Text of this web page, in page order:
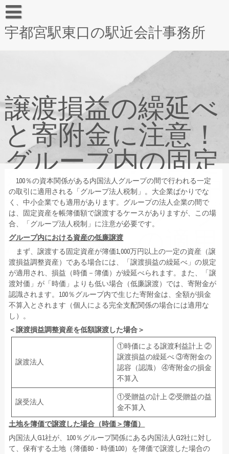
宇都宮駅東口の駅近会計事務所
譲渡損益の繰延べ
と寄附金に注意！
グループ内の固定
資産の簿価譲渡 中
小でも「グループ
法人税制」の適用
あり
100％の資本関係がある内国法人グループの間で行われる一定
の取引に適用される「グループ法人税制」。大企業ばかりでな
く、中小企業でも適用があります。グループの法人企業の間で
は、固定資産を帳簿価額で譲渡するケースがありますが、この場
合、「グループ法人税制」に注意が必要です。
グループ内における資産の低廉譲渡
まず、譲渡する固定資産が簿価1,000万円以上の一定の資産（譲
渡損益調整資産）である場合には、「譲渡損益の繰延べ」の規定
が適用され、損益（時価－簿価）が繰延べられます。また、「譲
渡対価」が「時価」よりも低い場合（低廉譲渡）では、寄附金が
認識されます。100％グループ内で生じた寄附金は、全額が損金
不算入とされます（個人による完全支配関係の場合には適用な
し）。
＜譲渡損益調整資産を低額譲渡した場合＞
譲渡法人
①時価による譲渡利益計上 ②
譲渡損益の繰延べ ③寄附金の
認容（認識） ④寄附金の損金
不算入
譲受法人
①受贈益の計上 ②受贈益の益
金不算入
土地を簿価で譲渡した場合（時価＞簿価）
内国法人G1社が、100％グループ関係にある内国法人G2社に対し
て、保有する土地（簿価80・時価100）を簿価で譲渡した場合の